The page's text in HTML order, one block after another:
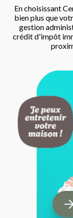
En choisissant
bien plus que
gestion
crédit d'impôt